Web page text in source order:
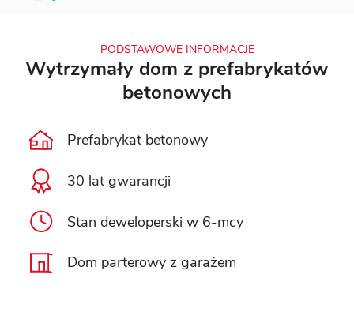
PODSTAWOWE INFORMACJE
Wytrzymały dom z prefabrykatów
betonowych
Prefabrykat betonowy
30 lat gwarancji
Stan deweloperski w 6-mcy
Dom parterowy z garażem